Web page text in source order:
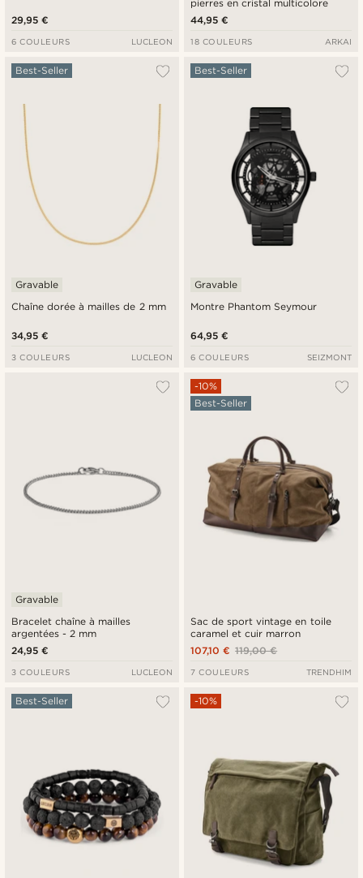
29,95 €
6 COULEURS LUCLEON
pierres en cristal multicolore
44,95 €
18 COULEURS ARKAI
Chaîne dorée à mailles de 2 mm
Best-Seller
Gravable
34,95 €
3 COULEURS LUCLEON
Montre Phantom Seymour
Best-Seller
Gravable
64,95 €
6 COULEURS SEIZMONT
Bracelet chaîne à mailles
argentées - 2 mm
Gravable
24,95 €
3 COULEURS LUCLEON
Sac de sport vintage en toile
caramel et cuir marron
-10%
Best-Seller
119,00 €
107,10 €
7 COULEURS TRENDHIM
Best-Seller -10%